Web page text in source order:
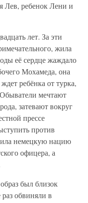
Лев, ребенок Лени и
лет. За эти
жила
её сердце жаждало
Мохамеда, она
ребёнка от турка,
мечтают
затевают вокруг
прессе
против
немецкую нацию
офицера, а
был близок
обвиняли в